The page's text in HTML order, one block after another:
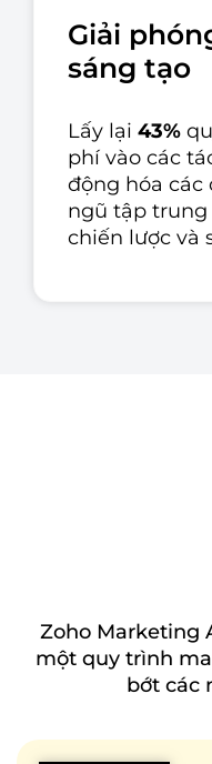
Giải
sáng tạo
Lấy lại 43%
phí vào các
động hóa các
ngũ tập trung
chiến lược và
Zoho Marketing
một quy trình
bớt các